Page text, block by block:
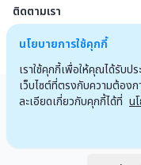
ติดตามเรา
ข้อตกลงและเงื่อนไข
นโยบายการใช้คุกกี้
เราใช้คุกกี้เพื่อให้คุณได้รับ
เว็บไซต์ที่ตรงกับความต้อง
ละเอียดเกี่ยวกับคุกกี้ได้ที่ น